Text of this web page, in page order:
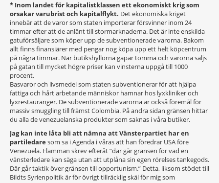
* Inom landet för kapitalistklassen ett ekonomiskt krig som
orsakar varubrist och kapitalflykt. Det ekonomiska kriget
innebär att de varor som staten importerar försvinner inom 24
timmar efter att de anlänt till stormarknaderna. Det är inte enskilda
gatuförsäljare som köper upp de subventionerade varorna. Bakom
allt finns finansiärer med pengar nog köpa upp ett helt köpcentrum
på några timmar. När butikshyllorna gapar tomma och varorna säljs
på gatan till mycket högre priser kan vinsterna uppgå till 1000
procent.
Basvaror och livsmedel som staten subventionerar för att hjälpa
fattiga och hårt arbetande människor hamnar hos lyxkliniker och
lyxrestauranger. De subventionerade varorna är också föremål för
massiv smuggling till främst Colombia. På andra sidan gränsen hittar
du alla de venezuelanska produkter som saknas i våra butiker.
Jag kan inte låta bli att nämna att Vänsterpartiet har en
partiledare som sa i Agenda i våras att han föredrar USA före
Venezuela. Flamman skrev efteråt ”där går gränsen för vad en
vänsterledare kan säga utan att utplåna sin egen rörelses tankegods.
Där går taktik över gränsen till opportunism.” Detta, liksom stödet till
Bildts Syrienpolitik är för övrigt tillräcklig skäl för mig som